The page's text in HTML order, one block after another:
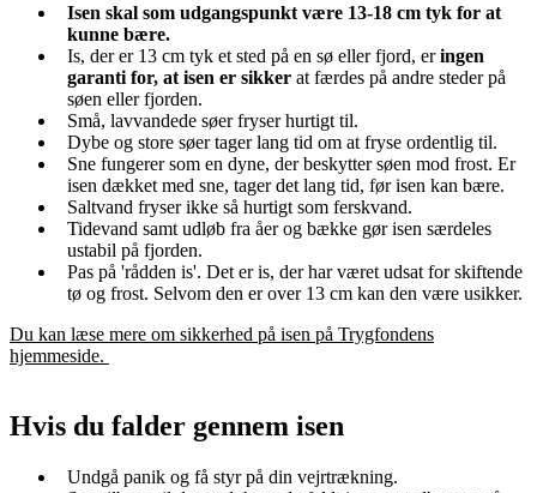
Isen skal som udgangspunkt være 13-18 cm tyk for at
kunne bære.
Is, der er 13 cm tyk et sted på en sø eller fjord, eringen
garanti for, at isen er sikker at færdes på andre steder på
søen eller fjorden.
Små, lavvandede søer fryser hurtigt til.
Dybe og store søer tager lang tid om at fryse ordentlig til.
Sne fungerer som en dyne, der beskytter søen mod frost. Er
isen dækket med sne, tager det lang tid, før isen kan bære.
Saltvand fryser ikke så hurtigt som ferskvand.
Tidevand samt udløb fra åer og bække gør isen særdeles
ustabil på fjorden.
Pas på 'rådden is'. Det er is, der har været udsat for skiftende
tø og frost. Selvom den er over 13 cm kan den være usikker.
Du kan læse mere om sikkerhed på isen på Trygfondens
hjemmeside.
Hvis du falder gennem isen
Undgå panik og få styr på din vejrtrækning.